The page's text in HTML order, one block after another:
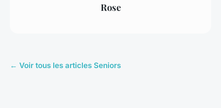
Rose
← Voir tous les articles Seniors